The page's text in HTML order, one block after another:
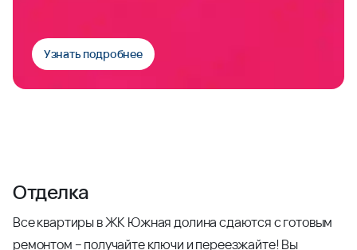
Узнать подробнее
Отделка
Все квартиры в ЖК Южная долина сдаются с готовым
ремонтом – получайте ключи и переезжайте! Вы